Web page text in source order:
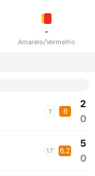
-
Amarelo/Vermelho
1' 6
2
0
17' 6.2
5
0